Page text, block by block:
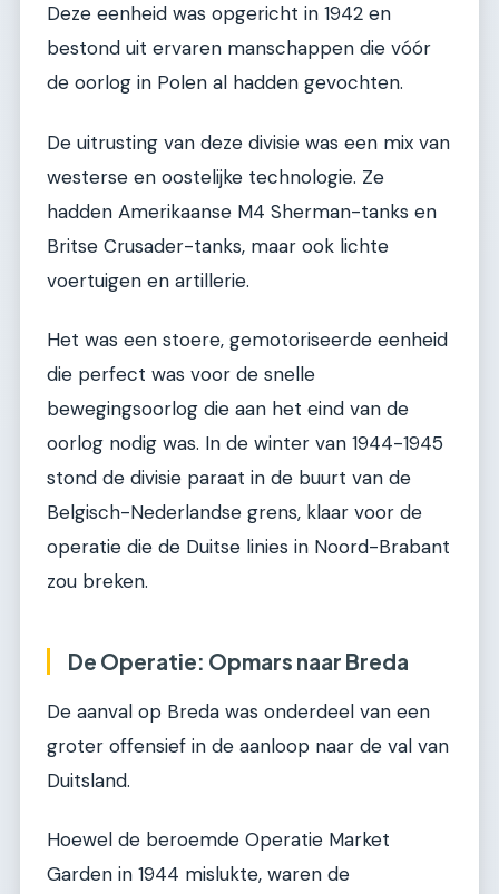
Deze eenheid was opgericht in 1942 en
bestond uit ervaren manschappen die vóór
de oorlog in Polen al hadden gevochten.
De uitrusting van deze divisie was een mix van
westerse en oostelijke technologie. Ze
hadden Amerikaanse M4 Sherman-tanks en
Britse Crusader-tanks, maar ook lichte
voertuigen en artillerie.
Het was een stoere, gemotoriseerde eenheid
die perfect was voor de snelle
bewegingsoorlog die aan het eind van de
oorlog nodig was. In de winter van 1944-1945
stond de divisie paraat in de buurt van de
Belgisch-Nederlandse grens, klaar voor de
operatie die de Duitse linies in Noord-Brabant
zou breken.
De Operatie: Opmars naar Breda
De aanval op Breda was onderdeel van een
groter offensief in de aanloop naar de val van
Duitsland.
Hoewel de beroemde Operatie Market
Garden in 1944 mislukte, waren de